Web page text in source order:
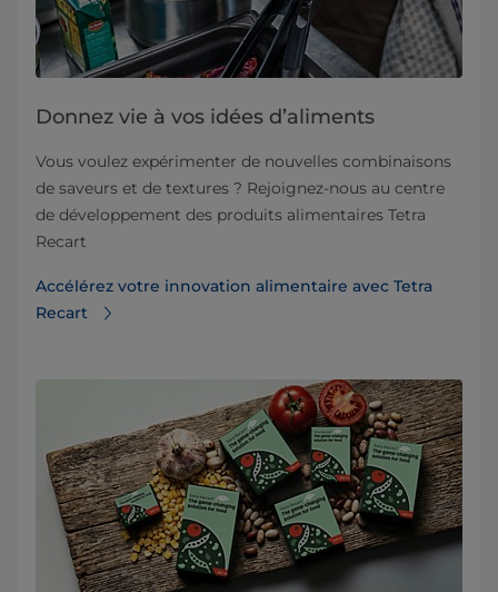
Donnez vie à vos idées d’aliments
Vous voulez expérimenter de nouvelles combinaisons
de saveurs et de textures ? Rejoignez-nous au centre
de développement des produits alimentaires Tetra
Recart
Accélérez votre innovation alimentaire avec Tetra
Recart